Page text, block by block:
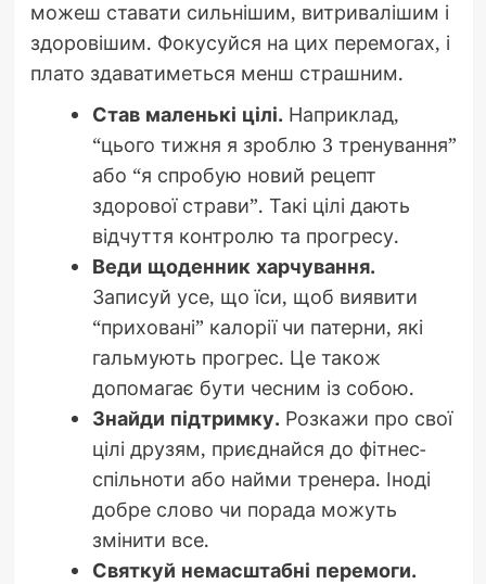
можеш ставати сильнішим, витривалішим і
здоровішим. Фокусуйся на цих перемогах, і
плато здаватиметься менш страшним.
Став маленькі цілі. Наприклад,
“цього тижня я зроблю 3 тренування”
або “я спробую новий рецепт
здорової страви”. Такі цілі дають
відчуття контролю та прогресу.
Веди щоденник харчування.
Записуй усе, що їси, щоб виявити
“приховані” калорії чи патерни, які
гальмують прогрес. Це також
допомагає бути чесним із собою.
Знайди підтримку. Розкажи про свої
цілі друзям, приєднайся до фітнес-
спільноти або найми тренера. Іноді
добре слово чи порада можуть
змінити все.
Святкуй немасштабні перемоги.